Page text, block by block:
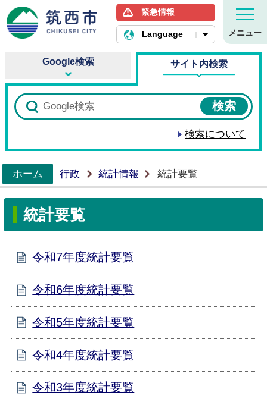
筑西市ホームページ
緊急情報
Language メニュー
Google検索 サイト内検索
検索について
ホーム
行政 統計情報 統計要覧
統計要覧
令和7年度統計要覧
令和6年度統計要覧
令和5年度統計要覧
令和4年度統計要覧
令和3年度統計要覧